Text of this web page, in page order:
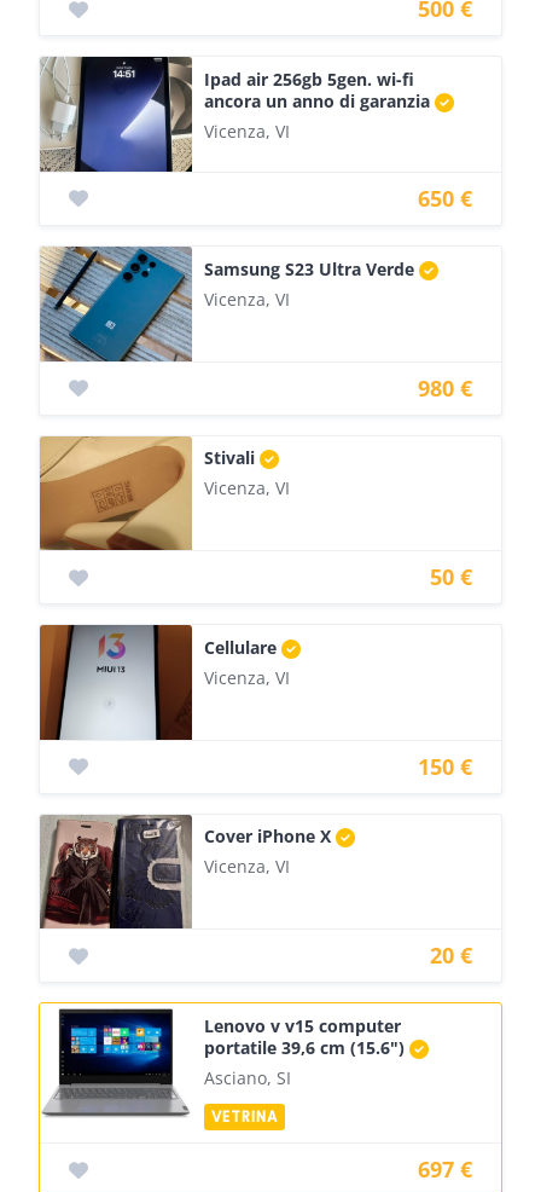
500 €
Ipad air 256gb 5gen. wi-fi
ancora un anno di garanzia
Vicenza, VI
650 €
Samsung S23 Ultra Verde
Vicenza, VI
980 €
Stivali
Vicenza, VI
50 €
Cellulare
Vicenza, VI
150 €
Cover iPhone X
Vicenza, VI
20 €
Lenovo v v15 computer
portatile 39,6 cm (15.6")
Asciano, SI
697 €